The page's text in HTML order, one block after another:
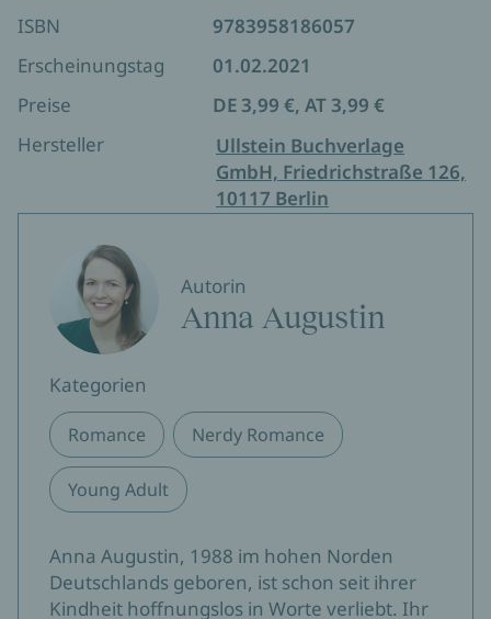
ISBN
9783958186057
Erscheinungstag
01.02.2021
Preise
DE 3,99 €, AT 3,99 €
Hersteller
Ullstein Buchverlage
GmbH, Friedrichstraße 126,
10117 Berlin
Autorin
Anna Augustin
Kategorien
Romance Nerdy Romance
Young Adult
Anna Augustin, 1988 im hohen Norden
Deutschlands geboren, ist schon seit ihrer
Kindheit hoffnungslos in Worte verliebt. Ihr